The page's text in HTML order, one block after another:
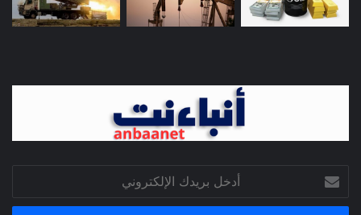
بريدك
الإلكتروني